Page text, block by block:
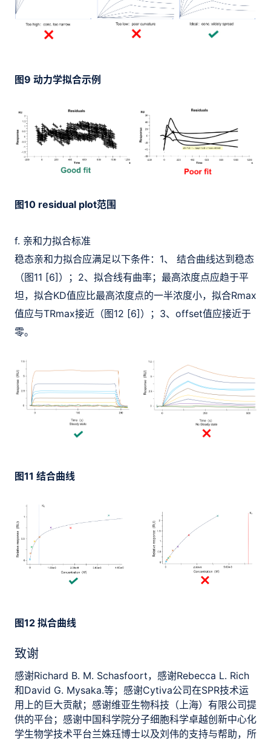
图9 动力学拟合示例
图10 residual plot范围
f. 亲和力拟合标准
稳态亲和力拟合应满足以下条件：1、 结合曲线达到稳态
（图11 [6]）；2、拟合线有曲率；最高浓度点应趋于平
坦，拟合KD值应比最高浓度点的一半浓度小，拟合Rmax
值应与TRmax接近（图12 [6]）；3、offset值应接近于
零。
图11 结合曲线
图12 拟合曲线
致谢
感谢Richard B. M. Schasfoort，感谢Rebecca L. Rich
和David G. Mysaka.等；感谢Cytiva公司在SPR技术运
用上的巨大贡献；感谢维亚生物科技（上海）有限公司提
供的平台；感谢中国科学院分子细胞科学卓越创新中心化
学生物学技术平台兰姝珏博士以及刘伟的支持与帮助，所